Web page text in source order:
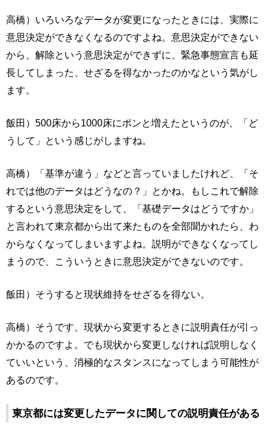
高橋）いろいろなデータが変更になったときには、実際に
意思決定ができなくなるのですよね。意思決定ができない
から、解除という意思決定ができずに、緊急事態宣言も延
長してしまった、せざるを得なかったのかなという気がし
ます。
飯田）500床から1000床にポンと増えたというのが、「ど
うして」という感じがしますね。
高橋）「基準が違う」などと言っていましたけれど、「そ
れでは他のデータはどうなの？」とかね。もしこれで解除
するという意思決定をして、「基礎データはどうですか」
と言われて東京都から出て来たものを全部聞かれたら、わ
からなくなってしまいますよね。説明ができなくなってし
まうので、こういうときに意思決定ができないのです。
飯田）そうすると現状維持をせざるを得ない。
高橋）そうです、現状から変更するときに説明責任が引っ
かかるのですよ。でも現状から変更しなければ説明しなく
ていいという、消極的なスタンスになってしまう可能性が
あるのです。
東京都には変更したデータに関しての説明責任がある